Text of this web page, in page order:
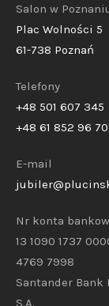
Salon w
Plac Wolności 5
61-738 Poznań
Telefony
+48 501 607 345
+48 61 852 96 70
E-mail
Nr konta
13 1090 1737
4769 7998
Santander Bank
S.A.